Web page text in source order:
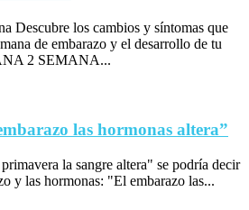
Descubre los cambios y síntomas que
de embarazo y el desarrollo de tu
2 SEMANA...
las hormonas altera”
la sangre altera" se podría decir
y las hormonas: "El embarazo las...